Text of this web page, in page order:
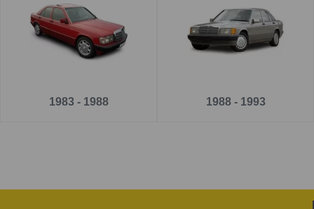
www.carlig.ro
veți găs cârlige remorcare de calitate și
de încredere pentru MERCEDES 190 4 uși . Toate
cârligele de remorcare au un tratament special de
suprafață anticorozivă și sunt cu
o garanție de 5 ani
alege instalația electrică în funcție de ceea ce ați dori să
1983 - 1988 1988 - 1993